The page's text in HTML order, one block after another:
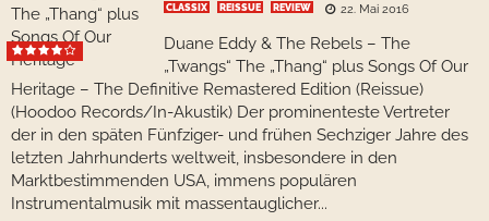
CLASSIX REISSUE REVIEW 22. Mai 2016
Duane Eddy & The Rebels – The
„Twangs“ The „Thang“ plus Songs Of Our
Heritage – The Definitive Remastered Edition (Reissue)
(Hoodoo Records/In-Akustik) Der prominenteste Vertreter
der in den späten Fünfziger- und frühen Sechziger Jahre des
letzten Jahrhunderts weltweit, insbesondere in den
Marktbestimmenden USA, immens populären
Instrumentalmusik mit massentauglicher...